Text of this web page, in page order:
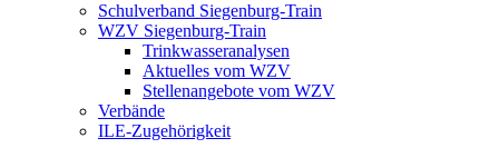
Schulverband Siegenburg-Train
WZV Siegenburg-Train
Trinkwasseranalysen
Aktuelles vom WZV
Stellenangebote vom WZV
Verbände
ILE-Zugehörigkeit